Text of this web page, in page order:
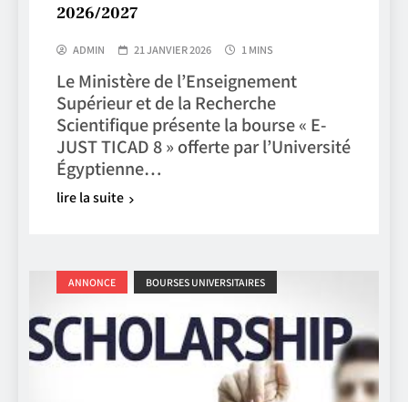
2026/2027
ADMIN 21 JANVIER 2026 1 MINS
Le Ministère de l’Enseignement
Supérieur et de la Recherche
Scientifique présente la bourse « E-
JUST TICAD 8 » offerte par l’Université
Égyptienne…
lire la suite
ANNONCE BOURSES UNIVERSITAIRES